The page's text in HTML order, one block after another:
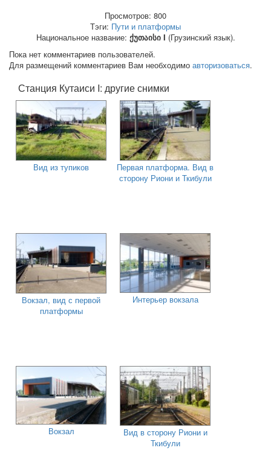
Просмотров: 800
Тэги: Пути и платформы
Национальное название: ქუთაისი I (Грузинский язык).
Пока нет комментариев пользователей.
Для размещений комментариев Вам необходимо авторизоваться.
Станция Кутаиси I: другие снимки
Вид из тупиков
Первая платформа. Вид в
сторону Риони и Ткибули
Вокзал, вид с первой
платформы
Интерьер вокзала
Вокзал
Вид в сторону Риони и
Ткибули